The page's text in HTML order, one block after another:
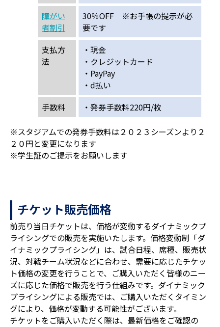
障がい
者割引
30％OFF ※お手帳の提示が必
要です
支払方
法
・現金
・クレジットカード
・PayPay
・d払い
手数料
・発券手数料220円/枚
※スタジアムでの発券手数料は２０２３シーズンより２
２０円と変更になります
※学生証のご提示をお願いします
チケット販売価格
前売り当日チケットは、価格が変動するダイナミックプ
ライシングでの販売を実施いたします。価格変動制「ダ
イナミックプライシング」は、試合日程、席種、販売状
況、対戦チーム状況などに合わせ、需要に応じたチケッ
ト価格の変更を行うことで、ご購入いただく皆様のニー
ズに応じた価格で販売を行う仕組みです。ダイナミック
プライシングによる販売では、ご購入いただくタイミン
グにより、価格が変動する可能性がございます。
チケットをご購入いただく際は、最新価格をご確認の